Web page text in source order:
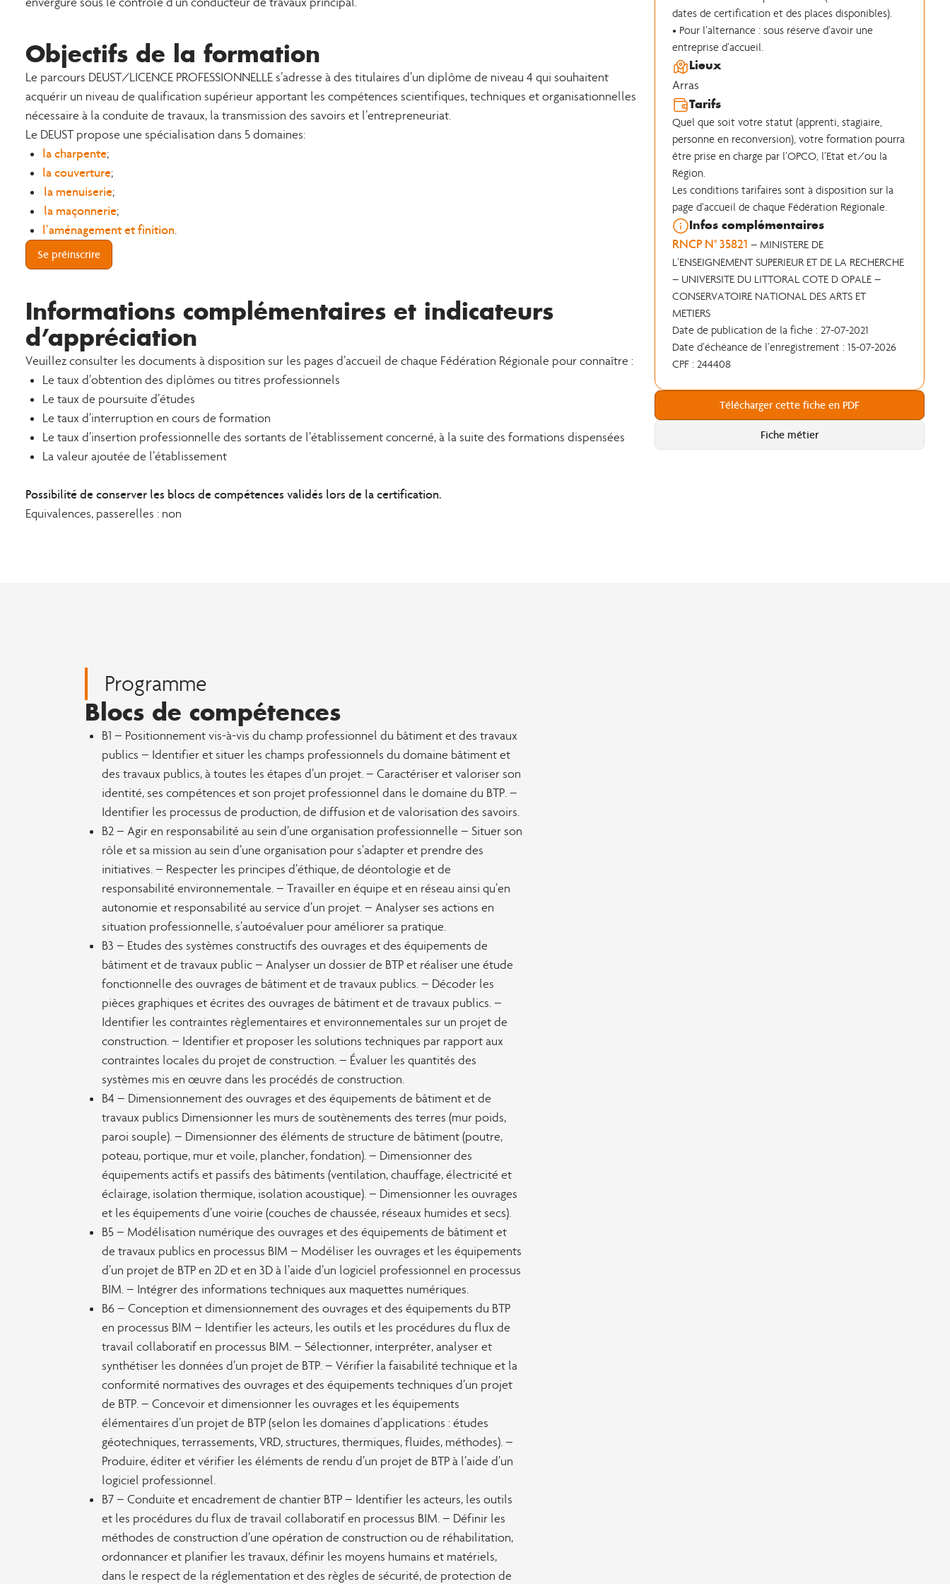
Objectifs de la formation
Le parcours DEUST/LICENCE PROFESSIONNELLE s’adresse à des titulaires d’un diplôme de niveau 4 qui souhaitent
acquérir un niveau de qualification supérieur apportant les compétences scientifiques, techniques et organisationnelles
nécessaire à la conduite de travaux, la transmission des savoirs et l’entrepreneuriat.
Le DEUST propose une spécialisation dans 5 domaines:
la charpente;
la couverture;
la menuiserie;
la maçonnerie;
l’aménagement et finition.
Se préinscrire
Informations complémentaires et indicateurs
d’appréciation
Veuillez consulter les documents à disposition sur les pages d’accueil de chaque Fédération Régionale pour connaître :
Le taux d’obtention des diplômes ou titres professionnels
Le taux de poursuite d’études
Le taux d’interruption en cours de formation
Le taux d’insertion professionnelle des sortants de l’établissement concerné, à la suite des formations dispensées
La valeur ajoutée de l’établissement
Possibilité de conserver les blocs de compétences validés lors de la certification.
Equivalences, passerelles : non
dates de certification et des places disponibles).
• Pour l’alternance : sous réserve d’avoir une
entreprise d’accueil.
Lieux
Arras
Tarifs
Quel que soit votre statut (apprenti, stagiaire,
personne en reconversion), votre formation pourra
être prise en charge par l’OPCO, l’Etat et/ou la
Région.
Les conditions tarifaires sont à disposition sur la
page d’accueil de chaque Fédération Régionale.
Infos complémentaires
RNCP N° 35821 – MINISTERE DE
L’ENSEIGNEMENT SUPERIEUR ET DE LA RECHERCHE
– UNIVERSITE DU LITTORAL COTE D OPALE –
CONSERVATOIRE NATIONAL DES ARTS ET
METIERS
Date de publication de la fiche : 27-07-2021
Date d’échéance de l’enregistrement : 15-07-2026
CPF : 244408
Télécharger cette fiche en PDF
Fiche métier
Programme
Blocs de compétences
B1 – Positionnement vis-à-vis du champ professionnel du bâtiment et des travaux
publics – Identifier et situer les champs professionnels du domaine bâtiment et
des travaux publics, à toutes les étapes d’un projet. – Caractériser et valoriser son
identité, ses compétences et son projet professionnel dans le domaine du BTP. –
Identifier les processus de production, de diffusion et de valorisation des savoirs.
B2 – Agir en responsabilité au sein d’une organisation professionnelle – Situer son
rôle et sa mission au sein d’une organisation pour s’adapter et prendre des
initiatives. – Respecter les principes d’éthique, de déontologie et de
responsabilité environnementale. – Travailler en équipe et en réseau ainsi qu’en
autonomie et responsabilité au service d’un projet. – Analyser ses actions en
situation professionnelle, s’autoévaluer pour améliorer sa pratique.
B3 – Etudes des systèmes constructifs des ouvrages et des équipements de
bâtiment et de travaux public – Analyser un dossier de BTP et réaliser une étude
fonctionnelle des ouvrages de bâtiment et de travaux publics. – Décoder les
pièces graphiques et écrites des ouvrages de bâtiment et de travaux publics. –
Identifier les contraintes règlementaires et environnementales sur un projet de
construction. – Identifier et proposer les solutions techniques par rapport aux
contraintes locales du projet de construction. – Évaluer les quantités des
systèmes mis en œuvre dans les procédés de construction.
B4 – Dimensionnement des ouvrages et des équipements de bâtiment et de
travaux publics Dimensionner les murs de soutènements des terres (mur poids,
paroi souple). – Dimensionner des éléments de structure de bâtiment (poutre,
poteau, portique, mur et voile, plancher, fondation). – Dimensionner des
équipements actifs et passifs des bâtiments (ventilation, chauffage, électricité et
éclairage, isolation thermique, isolation acoustique). – Dimensionner les ouvrages
et les équipements d’une voirie (couches de chaussée, réseaux humides et secs).
B5 – Modélisation numérique des ouvrages et des équipements de bâtiment et
de travaux publics en processus BIM – Modéliser les ouvrages et les équipements
d’un projet de BTP en 2D et en 3D à l’aide d’un logiciel professionnel en processus
BIM. – Intégrer des informations techniques aux maquettes numériques.
B6 – Conception et dimensionnement des ouvrages et des équipements du BTP
en processus BIM – Identifier les acteurs, les outils et les procédures du flux de
travail collaboratif en processus BIM. – Sélectionner, interpréter, analyser et
synthétiser les données d’un projet de BTP. – Vérifier la faisabilité technique et la
conformité normatives des ouvrages et des équipements techniques d’un projet
de BTP. – Concevoir et dimensionner les ouvrages et les équipements
élémentaires d’un projet de BTP (selon les domaines d’applications : études
géotechniques, terrassements, VRD, structures, thermiques, fluides, méthodes). –
Produire, éditer et vérifier les éléments de rendu d’un projet de BTP à l’aide d’un
logiciel professionnel.
B7 – Conduite et encadrement de chantier BTP – Identifier les acteurs, les outils
et les procédures du flux de travail collaboratif en processus BIM. – Définir les
méthodes de construction d’une opération de construction ou de réhabilitation,
ordonnancer et planifier les travaux, définir les moyens humains et matériels,
dans le respect de la réglementation et des règles de sécurité, de protection de